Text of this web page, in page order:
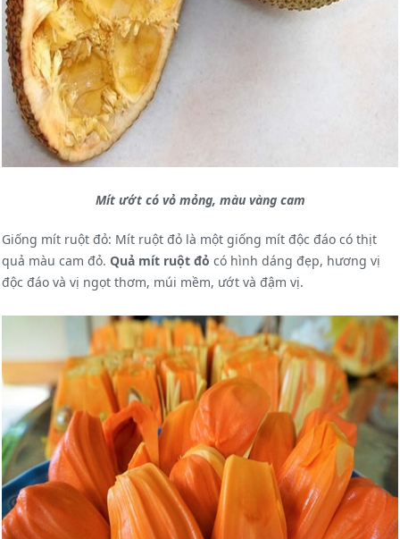
Mít ướt có vỏ mỏng, màu vàng cam
Giống mít ruột đỏ: Mít ruột đỏ là một giống mít độc đáo có thịt
quả màu cam đỏ. Quả mít ruột đỏ có hình dáng đẹp, hương vị
độc đáo và vị ngọt thơm, múi mềm, ướt và đậm vị.